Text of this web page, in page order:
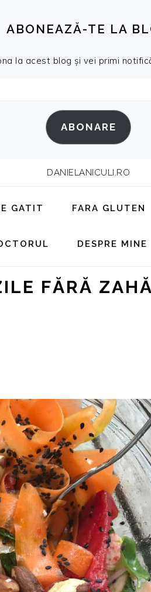
ABONEAZĂ-TE LA
la acest blog și vei primi
ABONARE
DANIELANICULI.RO
GATIT FARA GLUTEN
DESPRE MINE
FĂRĂ